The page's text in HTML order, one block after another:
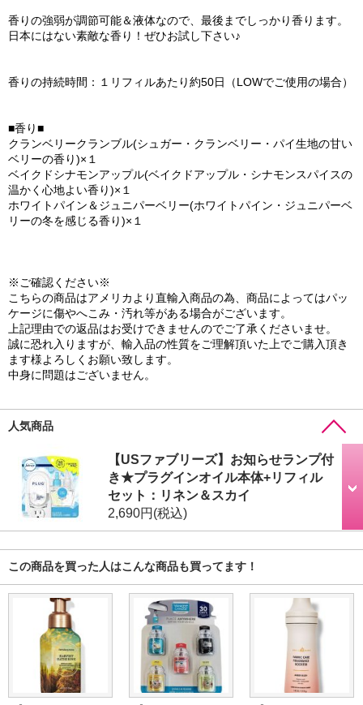
香りの強弱が調節可能＆液体なので、最後までしっかり香ります。
日本にはない素敵な香り！ぜひお試し下さい♪
香りの持続時間：１リフィルあたり約50日（LOWでご使用の場合）
■香り■
クランベリークランブル(シュガー・クランベリー・パイ生地の甘い
ベリーの香り)×１
ベイクドシナモンアップル(ベイクドアップル・シナモンスパイスの
温かく心地よい香り)×１
ホワイトパイン＆ジュニパーベリー(ホワイトパイン・ジュニパーベ
リーの冬を感じる香り)×１
※ご確認ください※
こちらの商品はアメリカより直輸入商品の為、商品によってはパッ
ケージに傷やへこみ・汚れ等がある場合がございます。
上記理由での返品はお受けできませんのでご了承くださいませ。
誠に恐れ入りますが、輸入品の性質をご理解頂いた上でご購入頂き
ます様よろしくお願い致します。
中身に問題はございません。
人気商品
【USファブリーズ】お知らせランプ付
き★プラグインオイル本体+リフィル
セット：リネン＆スカイ
2,690円(税込)
この商品を買った人はこんな商品も買ってます！